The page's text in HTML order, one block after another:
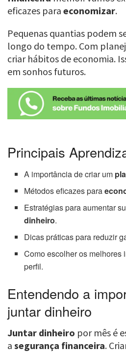
eficazes para economizar.
Pequenas quantias podem
longo do tempo. Com
criar hábitos de economia.
em sonhos futuros.
Principais
A importância de criar um
Métodos eficazes para
Estratégias para aumentar
dinheiro.
Dicas práticas para reduzir
Como escolher os melhores
perfil.
Entendendo a
juntar dinheiro
Juntar dinheiro por mês é
a segurança financeira.